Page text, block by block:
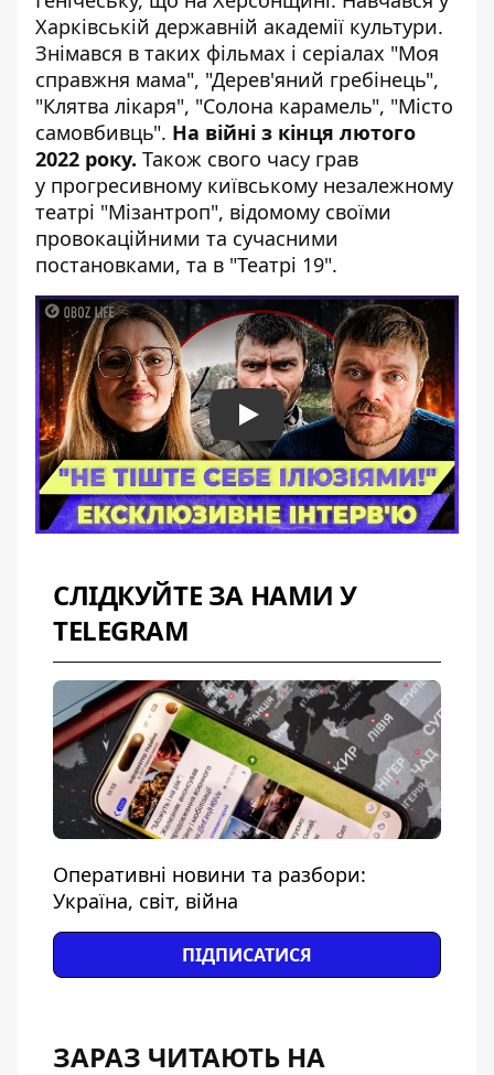
Харківській державній академії культури.
Знімався в таких фільмах і серіалах "Моя
справжня мама", "Дерев'яний гребінець",
"Клятва лікаря", "Солона карамель", "Місто
самовбивць". На війні з кінця лютого
2022 року. Також свого часу грав
у прогресивному київському незалежному
театрі "Мізантроп", відомому своїми
провокаційними та сучасними
постановками, та в "Театрі 19".
Play
СЛІДКУЙТЕ ЗА НАМИ У
TELEGRAM
Оперативні новини та разбори:
Україна, світ, війна
ПІДПИСАТИСЯ
ЗАРАЗ ЧИТАЮТЬ НА